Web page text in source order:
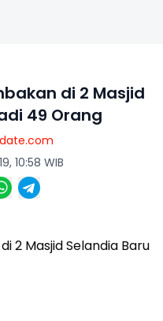
di 2 Masjid
49 Orang
10:58 WIB